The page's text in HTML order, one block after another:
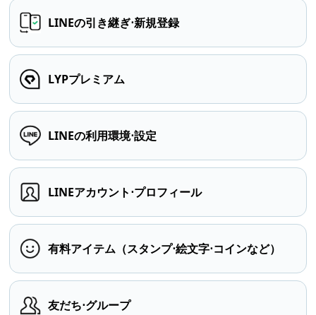
LINEの引き継ぎ⋅新規登録
LYPプレミアム
LINEの利用環境⋅設定
LINEアカウント⋅プロフィール
有料アイテム（スタンプ⋅絵文字⋅コインなど）
友だち⋅グループ